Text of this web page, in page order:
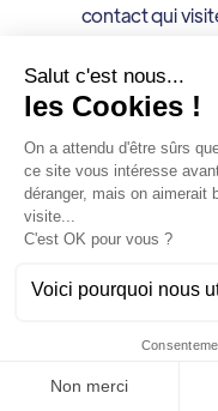
contact qui
avoir reçu un
doit pas
qui n'a ouvert
détecter ce
dans une étape
directe,
d'orchestration
d'acquisition
de la relation à